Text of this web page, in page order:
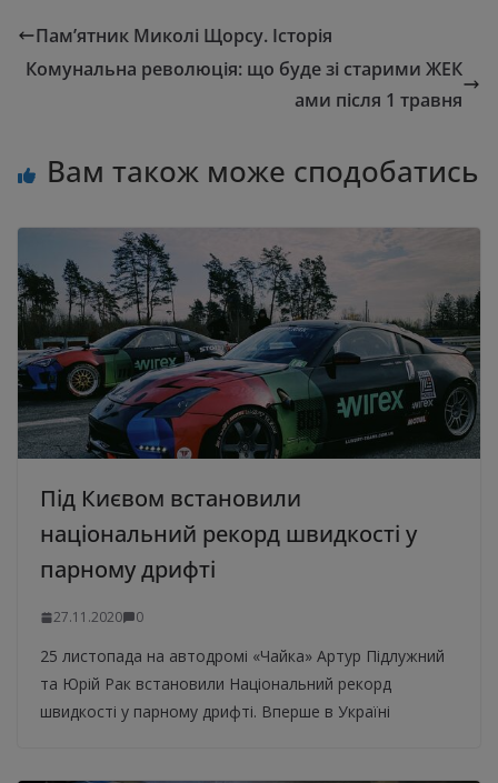
Пам’ятник Миколі Щорсу. Історія
Комунальна революція: що буде зі старими ЖЕК
ами після 1 травня
Вам також може сподобатись
Під Києвом встановили
національний рекорд швидкості у
парному дрифті
27.11.2020 0
25 листопада на автодромі «Чайка» Артур Підлужний
та Юрій Рак встановили Національний рекорд
швидкості у парному дрифті. Вперше в Україні